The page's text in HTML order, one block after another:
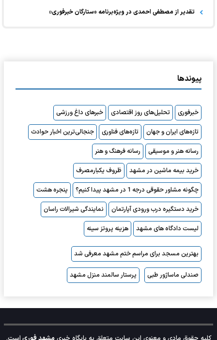
تقدیر از مصطفی احمدی در ویژه‌برنامه «ستارگان خبرفوری»
پیوندها
خبرفوری تحلیل‌های روز اقتصادی
خبرهای داغ ورزشی
تازه‌های ایران و جهان
تازه‌های فناوری
جنجالی‌ترین اخبار حوادث
رسانه هنر و موسیقی
رسانه فرهنگ و هنر
خرید بیمه ماشین در مشهد
ظروف یکبارمصرف
چگونه مشاور حقوقی درجه 1 در مشهد پیدا کنیم؟
پنجره هشت
خرید دستگیره درب ورودی آپارتمان
نمایندگی شیرالات راسان
لیست دادگاه های مشهد
هزینه پروتز سینه
بهترین مسجد برای مراسم ختم مشهد معرفی شد
صندلی ماساژور طبی پرستار سالمند منزل مشهد